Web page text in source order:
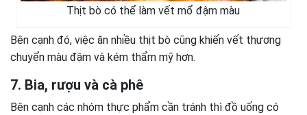
Thịt bò có thể làm vết mổ đậm màu
Bên cạnh đó, việc ăn nhiều thịt bò cũng khiến vết thương
chuyển màu đậm và kém thẩm mỹ hơn.
7. Bia, rượu và cà phê
Bên cạnh các nhóm thực phẩm cần tránh thì đồ uống có